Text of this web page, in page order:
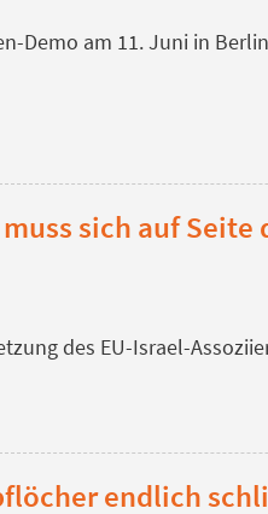
Demo am 11. Juni in
sich auf Seite
des EU-Israel-
endlich